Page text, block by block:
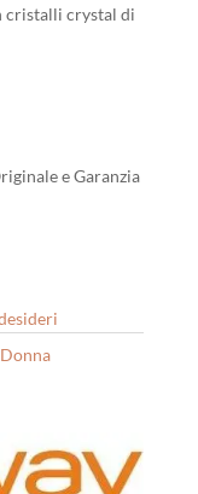
€.
cristalli crystal di
e Garanzia
Donna